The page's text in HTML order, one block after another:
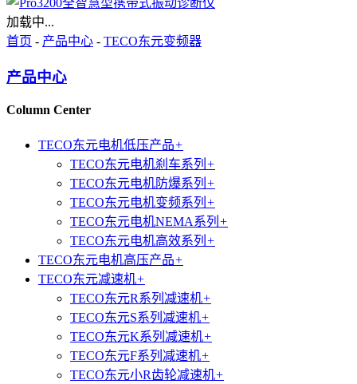
加载中...
首页 - 产品中心 - TECO东元变频器
产品中心
Column Center
TECO东元电机低压产品+
TECO东元电机刹车系列 +
TECO东元电机防爆系列 +
TECO东元电机变频系列 +
TECO东元电机NEMA系列 +
TECO东元电机高效系列 +
TECO东元电机高压产品+
TECO东元减速机+
TECO东元R系列减速机+
TECO东元S系列减速机+
TECO东元K系列减速机+
TECO东元F系列减速机+
TECO东元小R齿轮减速机+